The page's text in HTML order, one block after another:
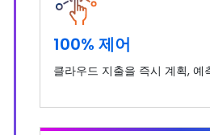
100% 제어
클라우드 지출을 즉시 계획, 예